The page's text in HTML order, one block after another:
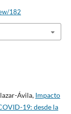
182
Ávila, Impacto
19: desde la